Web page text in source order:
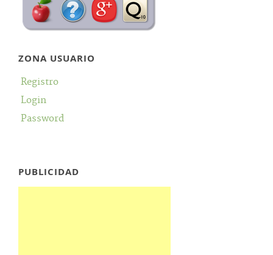
ZONA USUARIO
Registro
Login
Password
PUBLICIDAD